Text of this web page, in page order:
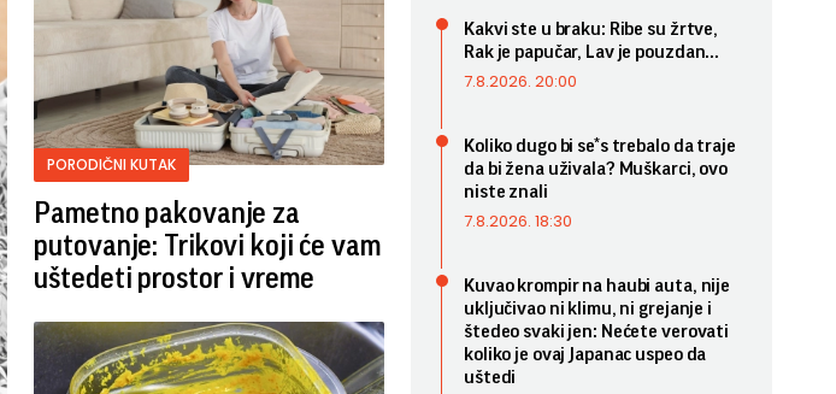
PORODIČNI KUTAK
Pametno pakovanje za
putovanje: Trikovi koji će vam
uštedeti prostor i vreme
Kakvi ste u braku: Ribe su žrtve,
Rak je papučar, Lav je pouzdan...
7.8.2026. 20:00
Koliko dugo bi se*s trebalo da traje
da bi žena uživala? Muškarci, ovo
niste znali
7.8.2026. 18:30
Kuvao krompir na haubi auta, nije
uključivao ni klimu, ni grejanje i
štedeo svaki jen: Nećete verovati
koliko je ovaj Japanac uspeo da
uštedi